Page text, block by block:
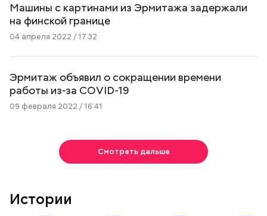
Машины с картинами из Эрмитажа задержали
на финской границе
04 апреля 2022 / 17:32
Эрмитаж объявил о сокращении времени
работы из-за COVID-19
09 февраля 2022 / 16:41
Смотреть дальше
Истории